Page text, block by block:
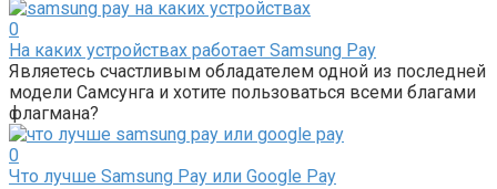
0
На каких устройствах работает Samsung Pay
Являетесь счастливым обладателем одной из последней
модели Самсунга и хотите пользоваться всеми благами
флагмана?
0
Что лучше Samsung Pay или Google Pay